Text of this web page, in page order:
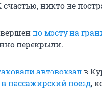
никто не
по мосту на
перекрыли.
автовокзалв
в пассажирский поезд,